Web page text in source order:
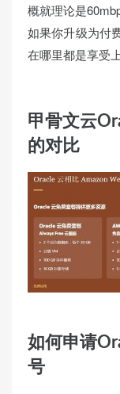
概就理论是
如果你升级为付
在哪里都是享受
甲骨文云
的对比
如何申请
号